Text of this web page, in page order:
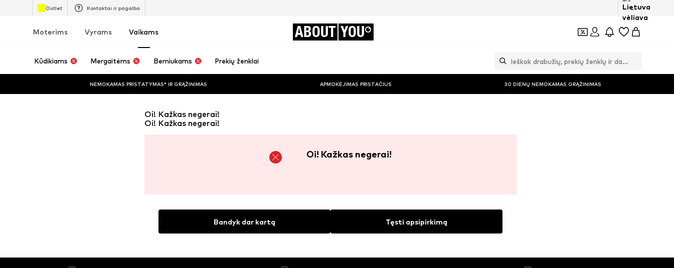
Outlet Kontaktai ir pagalba LT
Moterims Vyrams Vaikams ABOUT YOU
Kūdikiams Mergaitėms Berniukams Prekių ženklai
NEMOKAMAS PRISTATYMAS* IR GRĄŽINIMAS APMOKĖJIMAS PRISTAČIUS 30 DIENŲ NEMOKAMAS GRĄŽINIMAS
Oi! Kažkas negerai!
Oi! Kažkas negerai!
Oi! Kažkas negerai!
Bandyk dar kartą Tęsti apsipirkimą